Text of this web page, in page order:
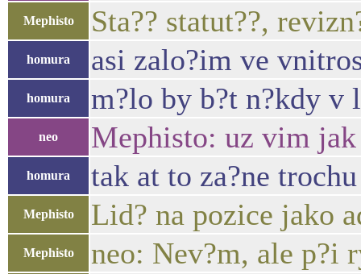
Mephisto Sta?? statut??,
homura asi zalo?im ve
homura m?lo by b?t n?kdy v
neo Mephisto: uz vim
homura tak at to za?ne
Mephisto Lid? na pozice jako
Mephisto neo: Nev?m, ale p?i